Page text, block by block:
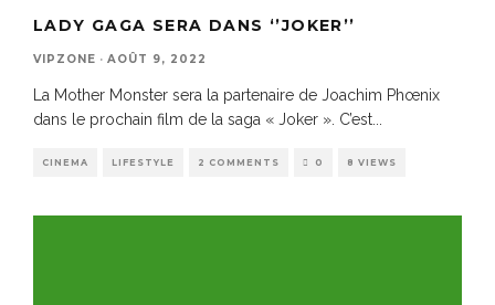
LADY GAGA SERA DANS ‘’JOKER’’
VIPZONE · AOÛT 9, 2022
La Mother Monster sera la partenaire de Joachim Phœnix
dans le prochain film de la saga « Joker ». C’est
CINEMA LIFESTYLE 2 COMMENTS 0 8 VIEWS